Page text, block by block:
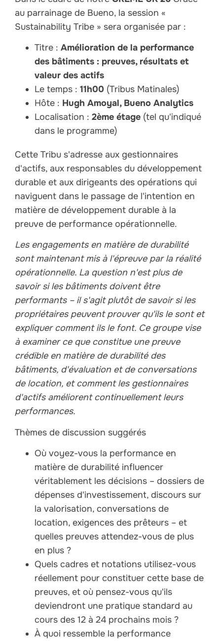
au parrainage de Bueno, la session «
Sustainability Tribe » sera organisée par :
Titre : Amélioration de la performance
des bâtiments : preuves, résultats et
valeur des actifs
Le temps : 11h00 (Tribus Matinales)
Hôte : Hugh Amoyal, Bueno Analytics
Localisation : 2ème étage (tel qu'indiqué
dans le programme)
Cette Tribu s'adresse aux gestionnaires
d'actifs, aux responsables du développement
durable et aux dirigeants des opérations qui
naviguent dans le passage de l'intention en
matière de développement durable à la
preuve de performance opérationnelle.
Les engagements en matière de durabilité
sont maintenant mis à l'épreuve par la réalité
opérationnelle. La question n'est plus de
savoir si les bâtiments doivent être
performants – il s'agit plutôt de savoir si les
propriétaires peuvent prouver qu'ils le sont et
expliquer comment ils le font. Ce groupe vise
à examiner ce que constitue une preuve
crédible en matière de durabilité des
bâtiments, d'évaluation et de conversations
de location, et comment les gestionnaires
d'actifs améliorent continuellement leurs
performances.
Thèmes de discussion suggérés
Où voyez-vous la performance en
matière de durabilité influencer
véritablement les décisions – dossiers de
dépenses d'investissement, discours sur
la valorisation, conversations de
location, exigences des prêteurs – et
quelles preuves attendez-vous de plus
en plus ?
Quels cadres et notations utilisez-vous
réellement pour constituer cette base de
preuves, et où pensez-vous qu'ils
deviendront une pratique standard au
cours des 12 à 24 prochains mois ?
À quoi ressemble la performance